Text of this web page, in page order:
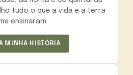
tudo o que a vida e a terra
ensinaram.
MINHA HISTÓRIA